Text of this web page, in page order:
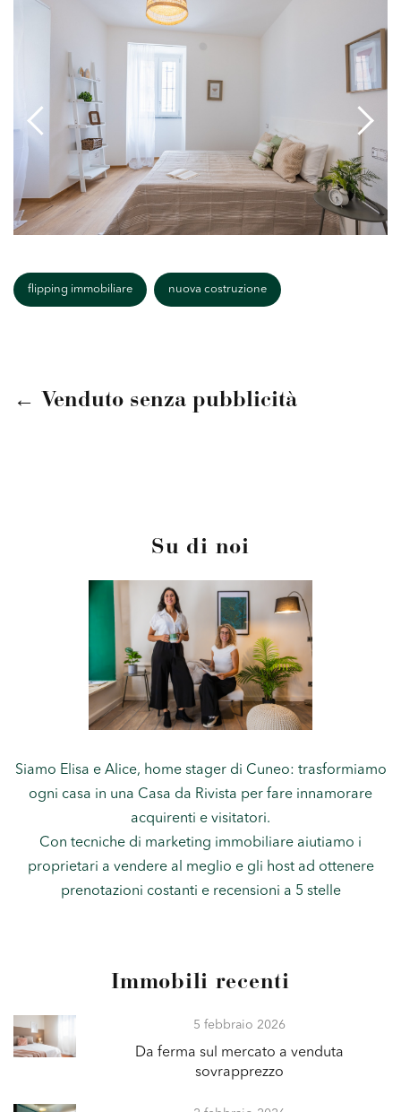
flipping immobiliare nuova costruzione
← Venduto senza pubblicità
Su di noi
Siamo Elisa e Alice, home stager di Cuneo: trasformiamo
ogni casa in una Casa da Rivista per fare innamorare
acquirenti e visitatori.
Con tecniche di marketing immobiliare aiutiamo i
proprietari a vendere al meglio e gli host ad ottenere
prenotazioni costanti e recensioni a 5 stelle
Immobili recenti
5 febbraio 2026
Da ferma sul mercato a venduta
sovrapprezzo